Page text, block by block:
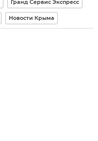
Гранд Сервис Экспресс
Новости Крыма